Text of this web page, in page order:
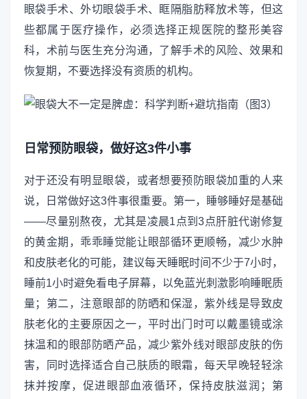
眼袋手术、外切眼袋手术、眶隔脂肪释放术等，但这
些都属于医疗操作，必须选择正规医院的整形美容
科，术前与医生充分沟通，了解手术的风险、效果和
恢复期，不要选择没有资质的机构。
日常预防眼袋，做好这3件小事
对于还没有明显眼袋，或者想要预防眼袋加重的人来
说，日常做好这3件事很重要。第一，睡够睡好是基础
——尽量别熬夜，尤其是凌晨1点到3点肝脏代谢修复
的黄金期，乖乖睡觉能让眼部循环更顺畅，减少水肿
和皮肤老化的可能，建议每天睡眠时间不少于7小时，
睡前1小时避免看电子屏幕，以免蓝光刺激影响睡眠质
量；第二，注意眼部的防晒和保湿，紫外线是导致皮
肤老化的主要原因之一，平时出门时可以戴墨镜或涂
抹温和的眼部防晒产品，减少紫外线对眼部皮肤的伤
害，同时选择适合自己肤质的眼霜，每天早晚轻轻涂
抹并按摩，促进眼部血液循环，保持皮肤滋润；第